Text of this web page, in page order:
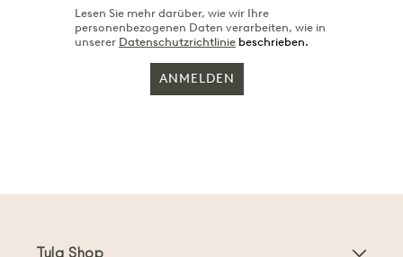
Lesen Sie mehr darüber, wie wir Ihre
personenbezogenen Daten verarbeiten, wie in
unserer Datenschutzrichtlinie beschrieben.
ANMELDEN